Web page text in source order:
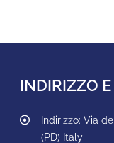
INDIRIZZO
Indirizzo: Via
(PD) Italy